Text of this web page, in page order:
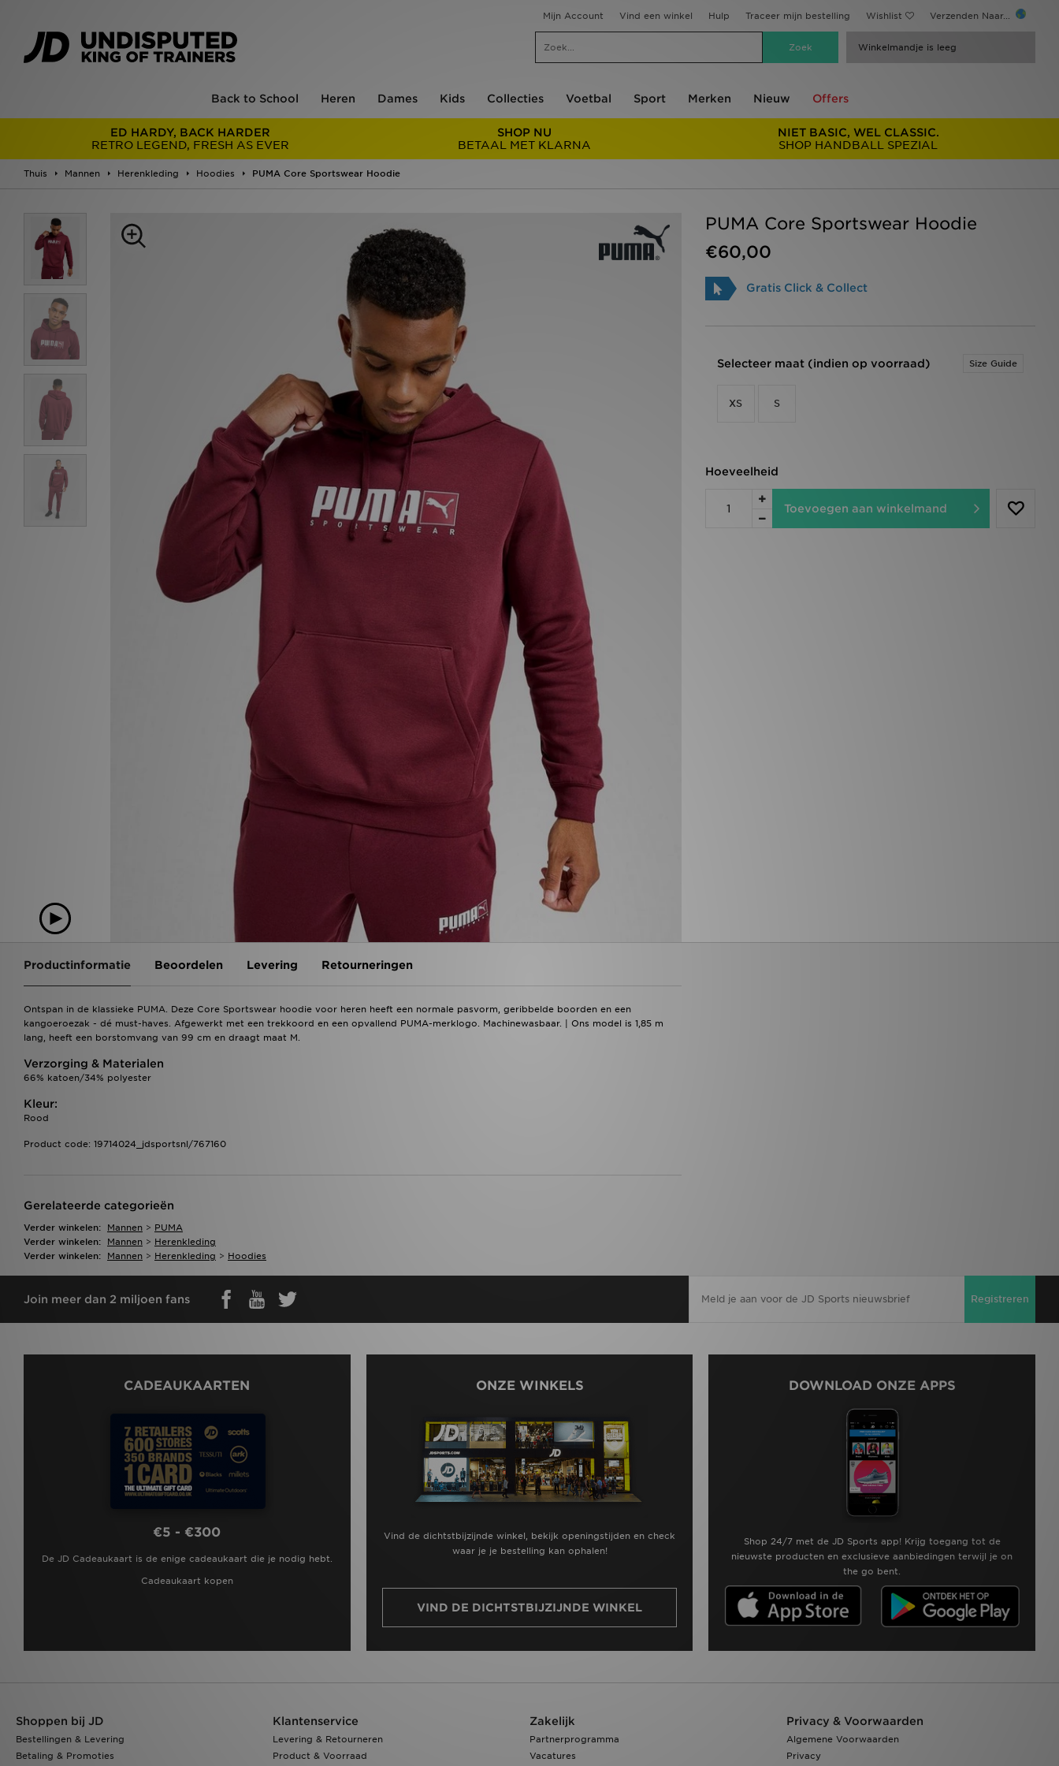
Mijn Account Vind een winkel Hulp Traceer mijn bestelling Wishlist Verzenden Naar...
Winkelmandje is leeg
Back to School Heren Dames Kids Collecties Voetbal Sport Merken Nieuw Offers
ED HARDY, BACK HARDER
RETRO LEGEND, FRESH AS EVER
SHOP NU
BETAAL MET KLARNA
NIET BASIC, WEL CLASSIC.
SHOP HANDBALL SPEZIAL
Thuis Mannen Herenkleding Hoodies PUMA Core Sportswear Hoodie
PUMA Core Sportswear Hoodie
€60,00
Gratis Click & Collect
Selecteer maat (indien op voorraad) Size Guide
XS S
Hoeveelheid
Toevoegen aan winkelmand
Productinformatie Beoordelen Levering Retourneringen
Ontspan in de klassieke PUMA. Deze Core Sportswear hoodie voor heren heeft een normale pasvorm, geribbelde boorden en een
kangoeroezak - dé must-haves. Afgewerkt met een trekkoord en een opvallend PUMA-merklogo. Machinewasbaar. | Ons model is 1,85 m
lang, heeft een borstomvang van 99 cm en draagt maat M.
Verzorging & Materialen
66% katoen/34% polyester
Kleur:
Rood
Product code: 19714024_jdsportsnl/767160
Gerelateerde categorieën
Verder winkelen: Mannen > PUMA
Verder winkelen:
Mannen > Herenkleding
Verder winkelen:
Mannen > Herenkleding > Hoodies
Join meer dan 2 miljoen fans Registreren
CADEAUKAARTEN
€5 - €300
De JD Cadeaukaart is de enige cadeaukaart die je nodig hebt.
Cadeaukaart kopen
ONZE WINKELS
Vind de dichtstbijzijnde winkel, bekijk openingstijden en check
waar je je bestelling kan ophalen!
VIND DE DICHTSTBIJZIJNDE WINKEL
DOWNLOAD ONZE APPS
Shop 24/7 met de JD Sports app! Krijg toegang tot de
nieuwste producten en exclusieve aanbiedingen terwijl je on
the go bent.
Shoppen bij JD
Bestellingen & Levering
Betaling & Promoties
Klantenservice
Levering & Retourneren
Product & Voorraad
Zakelijk
Partnerprogramma
Vacatures
Privacy & Voorwaarden
Algemene Voorwaarden
Privacy